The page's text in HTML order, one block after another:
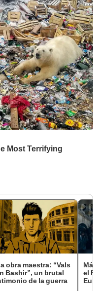
obra maestra: “Vals
Bashir”, un brutal
de la guerra
Más
el